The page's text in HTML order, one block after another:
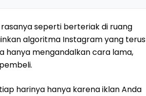
seperti berteriak di ruang
algoritma Instagram yang terus
hanya mengandalkan cara lama,
harinya hanya karena iklan Anda